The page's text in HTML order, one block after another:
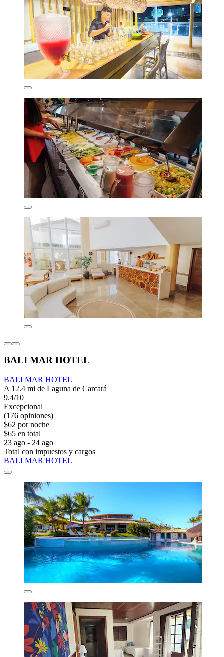
BALI MAR HOTEL
BALI MAR HOTEL
A 12.4 mi de Laguna de Carcará
9.4/10
Excepcional
(176 opiniones)
$62 por noche
$65 en total
23 ago - 24 ago
Total con impuestos y cargos
BALI MAR HOTEL